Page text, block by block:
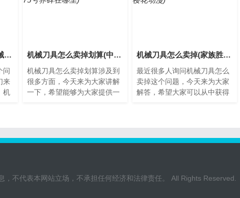
机械刀具开始怎么学(机械刀具开始怎么学的)
问
来
机
机械刀具怎么卖掉划算(中国75号界碑在哪里)
机械刀具怎么卖掉划算涉及到
很多方面，今天来为大家讲解
一下，希望能够为大家提供一
机械刀具怎么卖掉(家族胜编樱花动漫)
最近很多人询问机械刀具怎么
卖掉这个问题，今天来为大家
解答，希望大家可以从中获得
不代表本网站立场，不承担任何经济和法律责任。 All Rights Reserved.